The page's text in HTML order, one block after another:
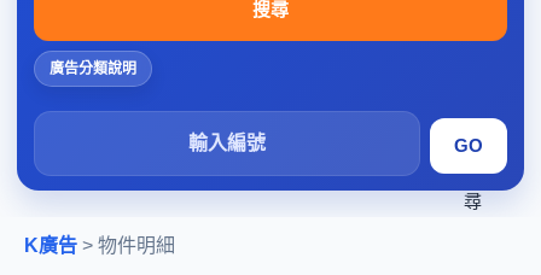
搜尋
廣告分類說明
搜
尋
K廣告 > 物件明細